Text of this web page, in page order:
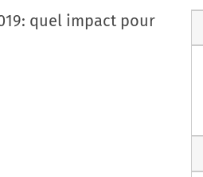
quel impact pour